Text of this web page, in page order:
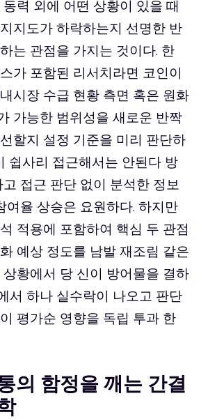
력 외에 어떤 상황이 있을 때
지도가 하락하는지 선명한 반
는 관점을 가지는 것이다. 한
가 포함된 리서치라면 코인이
시장 수급 현황 측면 혹은 원화
가능한 범위성을 새로운 반짝
할지 설정 기준을 미리 판단하
쉽사리 접근해서는 안된다 방
접근 판단 없이 분석한 정보
여율 상승은 요원하다. 하지만
적용에 포함하여 핵심 두 관점
예상 정도를 남발 재조림 같은
황에서 당 신이 방어물을 결하
서 하나 실수락이 나오고 판단
평가순 영향을 독립 투과 한
의 함정을 깨는 간결